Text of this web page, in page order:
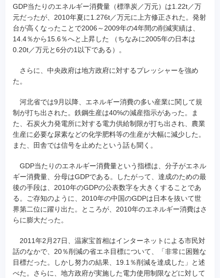
GDP当たりのエネルギー消費量（標準炭／万元）は1.22t／万
元だったが、2010年夏に1.276t／万元に上方修正された。発射
台が高くなったことで2006～2009年の4年間の削減実績は、
14.4％から15.6％へと上昇した （ちなみに2005年の日本は
0.20t／万元と6分の1以下である）。
さらに、中央政府は地方政府に対するプレッシャーを強め
た。
河北省では9月以降、エネルギー消費の多い産業に関して規
制が打ち出された。鉄鋼生産は40%の減産指示があった。ま
た、石炭火力発電所に対する電力供給制限が打ち出され、農業
生産に必要な尿素などの化学肥料等の生産が大幅に減少した。
また、田舎では信号を止めたという話も聞く。
GDP当たりのエネルギー消費量という指標は、分子がエネル
ギー消費量、分母はGDPである。したがって、達成のための最
後の手段は、2010年のGDPの公表数字を大きくすることであ
る。ご存知のように、2010年の中国のGDPは日本を抜いて世
界第二位に躍り出た。ところが、2010年のエネルギー消費はさ
らに膨大だった。
2011年2月27日、温家宝首相はインターネットによる市民対
話のなかで、20％削減の省エネ目標について、「非常に困難な
目標だった。しかし努力の結果、19.1％削減を達成した」と述
べた。さらに、地方政府が実施した電力使用制限などに対して